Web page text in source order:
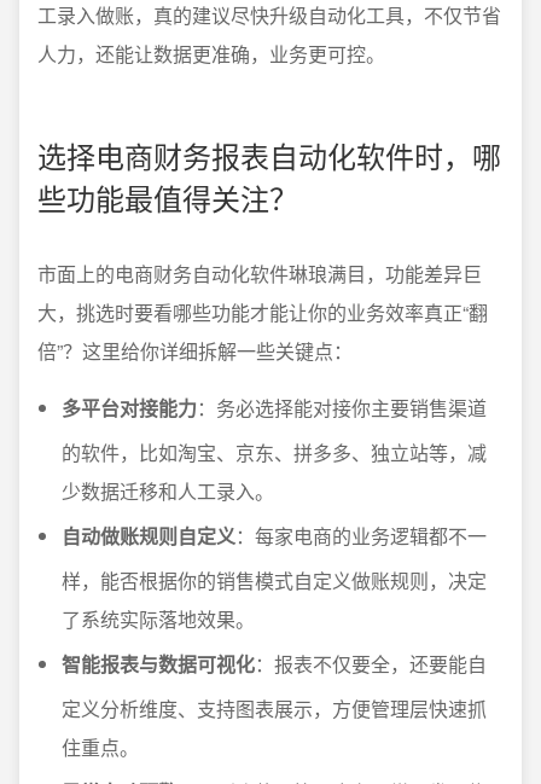
工录入做账，真的建议尽快升级自动化工具，不仅节省
人力，还能让数据更准确，业务更可控。
选择电商财务报表自动化软件时，哪
些功能最值得关注？
市面上的电商财务自动化软件琳琅满目，功能差异巨
大，挑选时要看哪些功能才能让你的业务效率真正“翻
倍”？这里给你详细拆解一些关键点：
多平台对接能力：务必选择能对接你主要销售渠道
的软件，比如淘宝、京东、拼多多、独立站等，减
少数据迁移和人工录入。
自动做账规则自定义：每家电商的业务逻辑都不一
样，能否根据你的销售模式自定义做账规则，决定
了系统实际落地效果。
智能报表与数据可视化：报表不仅要全，还要能自
定义分析维度、支持图表展示，方便管理层快速抓
住重点。